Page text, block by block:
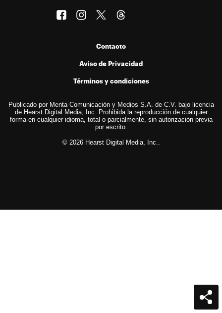
Contacto
Aviso de Privacidad
Términos y condiciones
Publicado por Menta Comunicación y Medios S.A. de C.V. bajo licencia
de Hearst Digital Media, Inc. Prohibida la reproducción de cualquier
forma en cualquier idioma, total o parcialmente, sin autorización previa
por escrito.
© 2026 Hearst Digital Media, Inc..